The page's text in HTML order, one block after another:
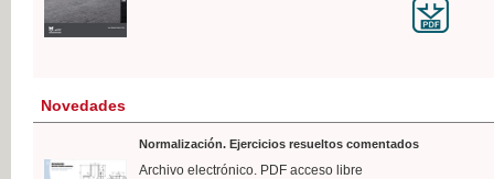
Novedades
Normalización. Ejercicios resueltos comentados
Archivo electrónico. PDF acceso libre